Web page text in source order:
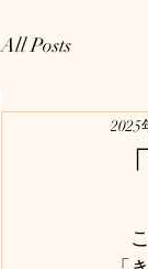
All Posts
2025
こ